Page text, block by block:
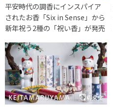
平安時代の調香にインスパイア
されたお香「Six in Sense」から
新年祝う2種の「祝い香」が発売